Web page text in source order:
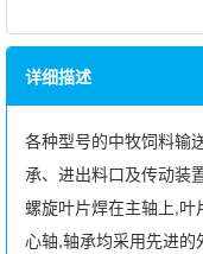
详细描述
各种型号的中牧饲料输
承、进出料口及传动装
螺旋叶片焊在主轴上,
心轴,轴承均采用先进